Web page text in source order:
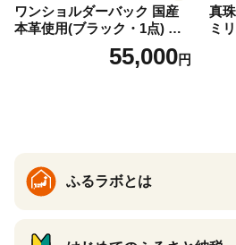
ワンショルダーバック 国産
本革使用(ブラック・1点) 鞄
バック バッグ カバン レザー
国産 日本製 牛革 黒 革 革製
55,000円
真
ミ
ッ
ふるラボとは